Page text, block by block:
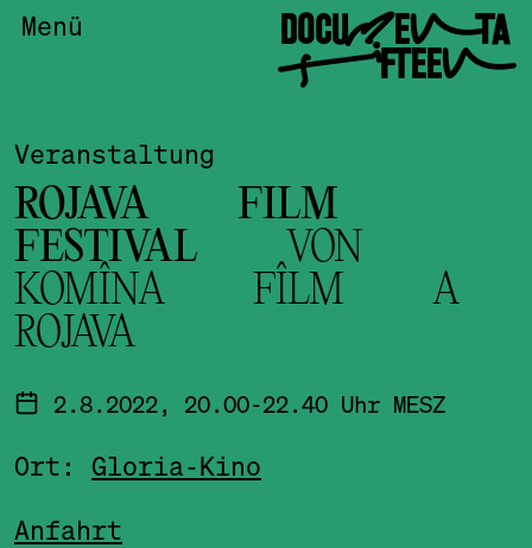
Menü DOCUMENTA
FIFTEEN
Veranstaltung
ROJAVA FILM
FESTIVALVON
KOMÎNA FÎLM A
ROJAVA
2.8.2022, 20.00-22.40 Uhr MESZ
Ort: Gloria-Kino
Anfahrt